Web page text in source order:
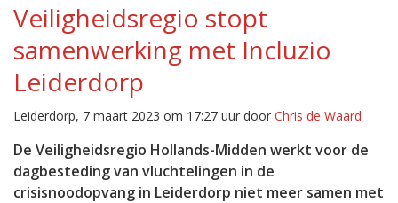
Veiligheidsregio stopt
samenwerking met Incluzio
Leiderdorp
Leiderdorp, 7 maart 2023 om 17:27 uur door Chris de Waard
De Veiligheidsregio Hollands-Midden werkt voor de
dagbesteding van vluchtelingen in de
crisisnoodopvang in Leiderdorp niet meer samen met